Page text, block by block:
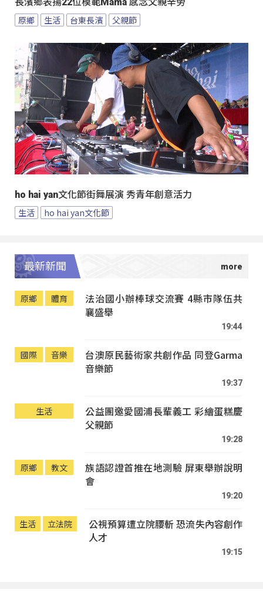
長濱鄉表揚22位模範Mama 感念父親辛勞
原鄉 生活 台東長濱 父親節
ho hai yan文化節街舞展演 秀青年創意活力
生活 ho hai yan文化節
最新新聞
原鄉 體育
法治國小辦棒球交流賽 4縣市隊伍共
襄盛舉
19:44
國際 音樂
台澳原民藝術家共創作品 同登Garma
音樂節
19:37
生活
公益團邀愛國浦長輩義工 彩繪蛋糕慶
父親節
19:28
原鄉 教文
族語認證首推在地測驗 屏東舉辦說明
會
19:20
生活 立法院
公視預算遭立院腰斬 恐流失內容創作
人才
19:15